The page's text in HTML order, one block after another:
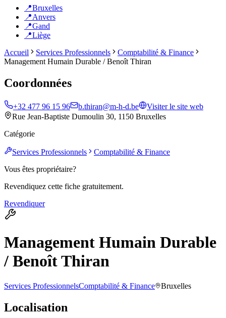
📍Bruxelles
📍Anvers
📍Gand
📍Liège
Accueil
Services Professionnels
Comptabilité & Finance
Management Humain Durable / Benoît Thiran
Coordonnées
+32 477 96 15 96 b.thiran@m-h-d.be
Visiter le site web
Rue Jean-Baptiste Dumoulin 30, 1150 Bruxelles
Catégorie
Services Professionnels
Comptabilité & Finance
Vous êtes propriétaire?
Revendiquez cette fiche gratuitement.
Revendiquer
Management Humain Durable
/ Benoît Thiran
Services ProfessionnelsComptabilité & Finance Bruxelles
Localisation